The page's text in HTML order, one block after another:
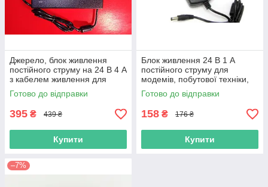
Джерело, блок живлення
постійного струму на 24 В 4 А
з кабелем живлення для
світлодіодних стрічок,
побутової техніки
Готово до відправки
395 ₴ 439 ₴
Купити
Блок живлення 24 В 1 А
постійного струму для
модемів, побутової техніки,
світлодіодних стрічок
Готово до відправки
158 ₴ 176 ₴
Купити
–7%